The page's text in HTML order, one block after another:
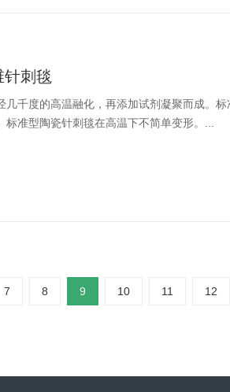
刺毯
几千度的高温融化，再添加试剂凝聚而成。
准型陶瓷针刺毯在高温下不简单变形。...
7 8 9 10 11 12